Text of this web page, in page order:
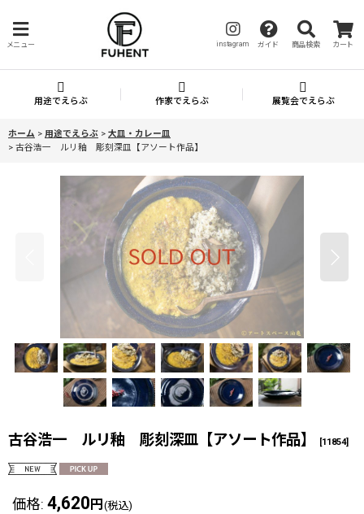
メニュー instagram ガイド 商品検索 カート
用途でえらぶ 作家でえらぶ 展覧会でえらぶ
ホーム > 用途でえらぶ > 大皿・カレー皿
> 古谷浩一 ルリ釉 彫刻深皿【アソート作品】
古谷浩一 ルリ釉 彫刻深皿【アソート作品】 [11854]
価格: 4,620 円 (税込)